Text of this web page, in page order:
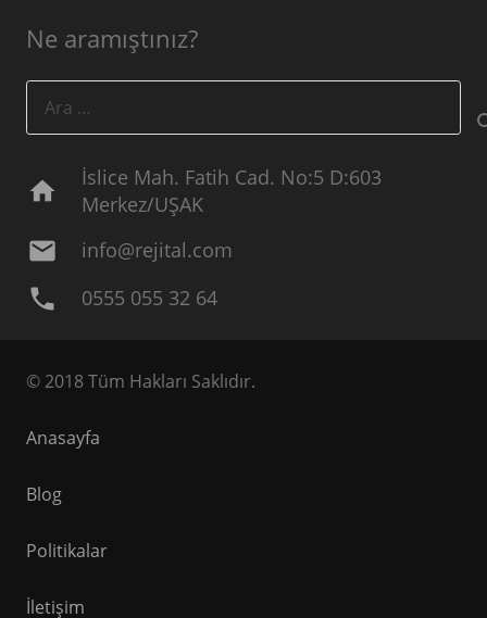
Ne aramıştınız?
home
İslice Mah. Fatih Cad. No:5 D:603
Merkez/UŞAK
mail info@rejital.com
phone 0555 055 32 64
© 2018 Tüm Hakları Saklıdır.
Anasayfa
Blog
Politikalar
İletişim